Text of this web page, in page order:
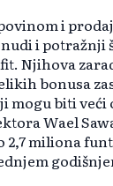
i
i potražnji
Njihova
bonusa
mogu biti veći
Wael
2,7 miliona